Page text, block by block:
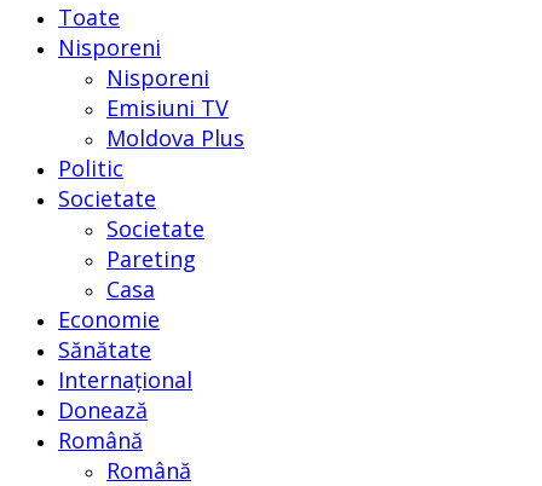
Toate
Nisporeni
Nisporeni
Emisiuni TV
Moldova Plus
Politic
Societate
Societate
Pareting
Casa
Economie
Sănătate
Internațional
Donează
Română
Română